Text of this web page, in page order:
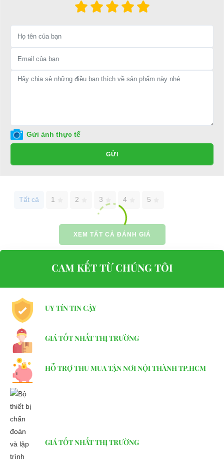
Hân hạnh được phục vụ mọi người
LIÊN HỆ CÔNG TY:
Công ty TNHH TM DV XNK
Điện thoại: 0932113677
E-mail:phuhuynhkd@gmail.com
Website:xediendulich.com
Gửi ảnh thực tế
GỬI
Tất cả 1 2 3 4 5
XEM TẤT CẢ ĐÁNH GIÁ
CAM KẾT TỪ CHÚNG TÔI
UY TÍN TIN CẬY
GIÁ TỐT NHẤT THỊ TRƯỜNG
HỖ TRỢ THU MUA TẬN NƠI NỘI THÀNH TP.HCM
GIÁ TỐT NHẤT THỊ TRƯỜNG